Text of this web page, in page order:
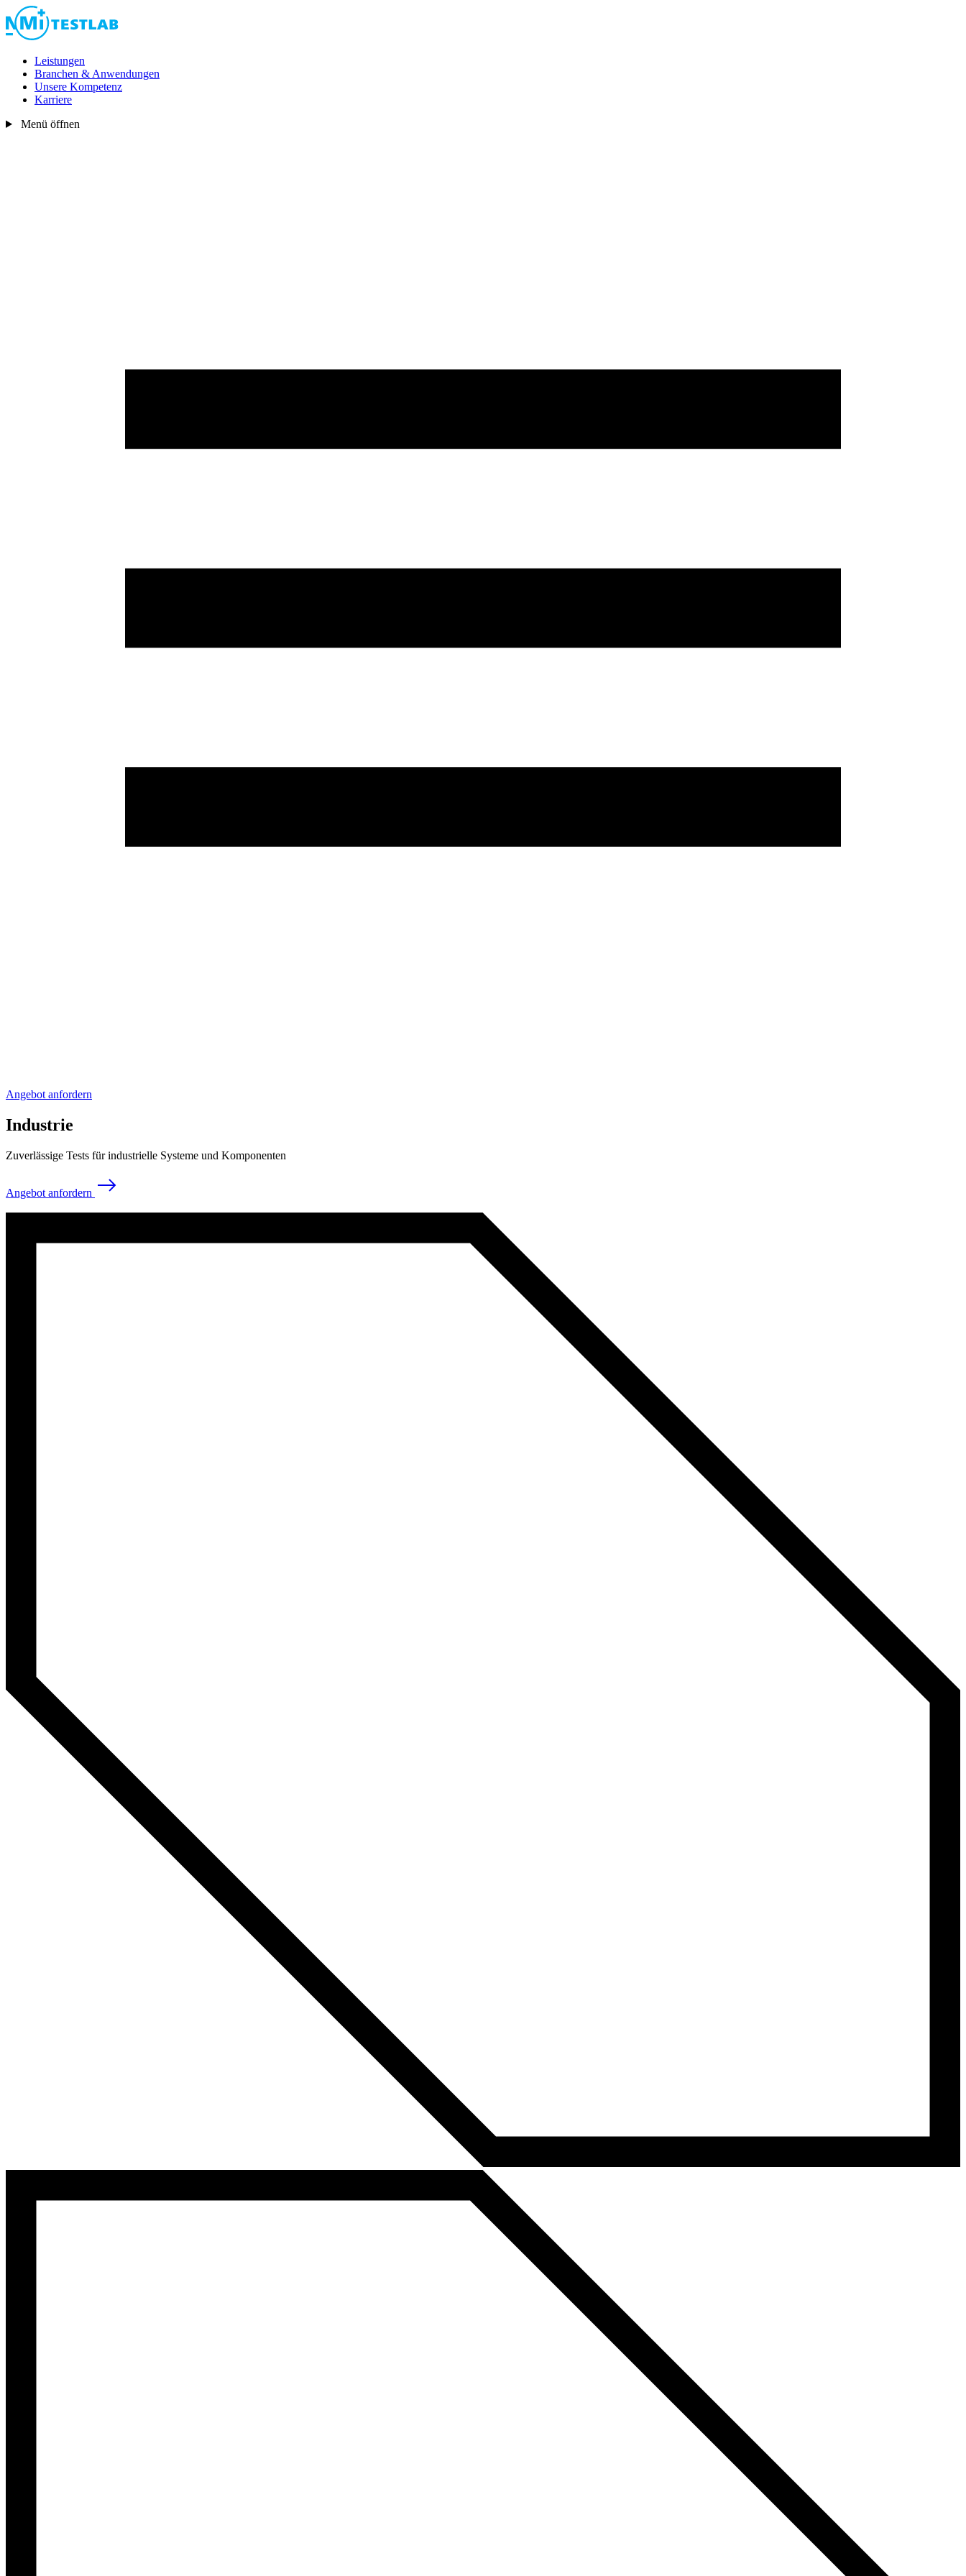
Leistungen
Branchen & Anwendungen
Unsere Kompetenz
Karriere
Menü öffnen
Angebot anfordern
Industrie
Zuverlässige Tests für industrielle Systeme und Komponenten
Angebot anfordern